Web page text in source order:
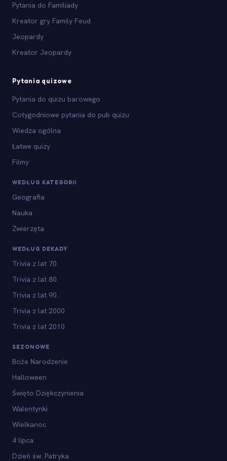
Pytania do Familiady
Kreator gry Family Feud
Jeopardy
Kreator Jeopardy
Pytania quizowe
Pytania do quizu barowego
Cotygodniowe pytania do pub quizu
Wiedza ogólna
Łatwe quizy
Filmy
WEDŁUG KATEGORII
Geografia
Nauka
Zwierzęta
WEDŁUG DEKADY
Trivia z lat 70.
Trivia z lat 80.
Trivia z lat 90.
Trivia z lat 2000
Trivia z lat 2010
SEZONOWE
Boże Narodzenie
Halloween
Święto Dziękczynienia
Walentynki
Wielkanoc
4 lipca
Dzień św. Patryka